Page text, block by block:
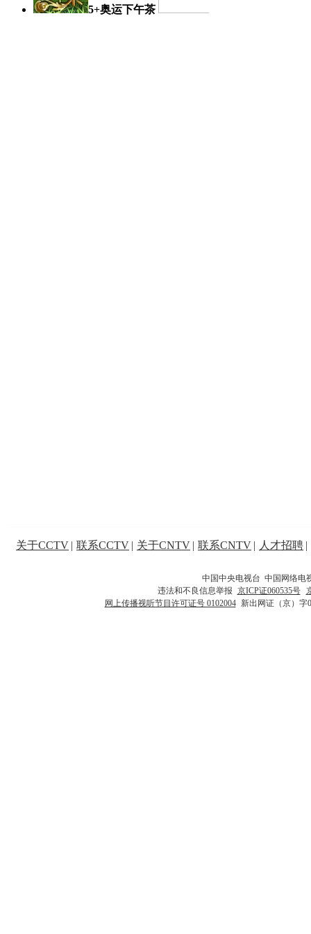
5+奥运下午茶
关于CCTV | 联系CCTV | 关于CNTV | 联系CNTV | 人才招聘 |
中国中央电视台 中国网络电
违法和不良信息举报 京ICP证060535号
网上传播视听节目许可证号 0102004 新出网证（京）